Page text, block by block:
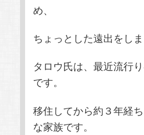
め、
ちょっとした遠出をし
タロウ氏は、最近流行
です。
移住してから約３年経
な家族です。